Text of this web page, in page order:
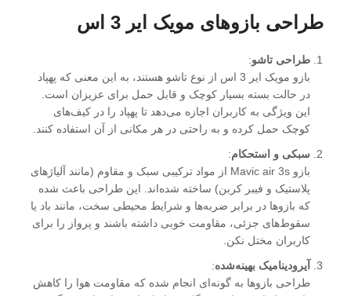
طراحی بازوهای مویک ایر 3 اس
طراحی تاشو:
بازو مویک ایر 3 اس از نوع تاشو هستند، به این معنی که پهپاد
در حالت بسته بسیار کوچک و قابل حمل برای عزیزان است.
این ویژگی به کاربران اجازه می‌دهد تا پهپاد را در کیف‌های
کوچک حمل کرده و به راحتی در هر مکانی از آن استفاده کنند.
سبکی و استحکام:
بازو Mavic air 3s از مواد ترکیبی سبک و مقاوم (مانند آلیاژهای
پلاستیک و فیبر کربن) ساخته شده‌اند. این طراحی باعث شده
که بازوها در برابر ضربه‌ها و شرایط محیطی سخت، مانند باد یا
سقوط‌های جزئی، مقاومت خوبی داشته باشند و پرواز را برای
کاربران مختل نکن.
آیرودینامیک بهینه‌شده:
طراحی بازوها به گونه‌ای انجام شده که مقاومت هوا را کاهش